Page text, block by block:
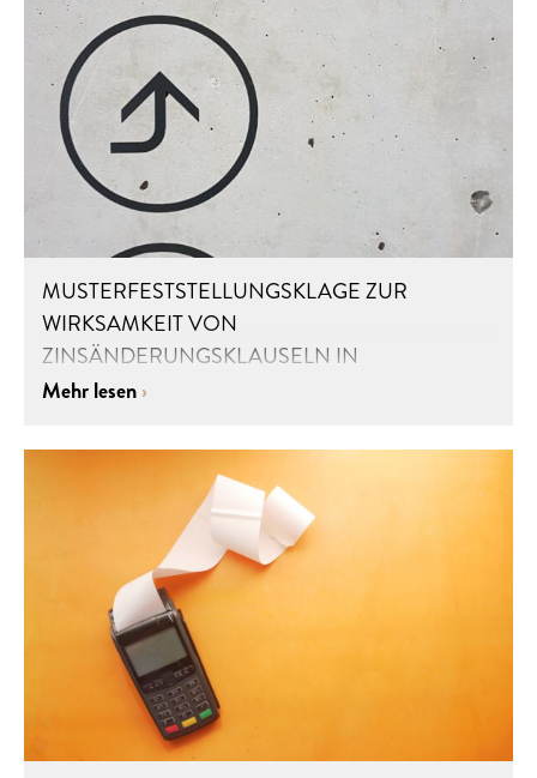
MUSTERFESTSTELLUNGSKLAGE ZUR
WIRKSAMKEIT VON
ZINSÄNDERUNGSKLAUSELN IN
PRÄMIENSPARVERTRÄGEN
Mehr lesen